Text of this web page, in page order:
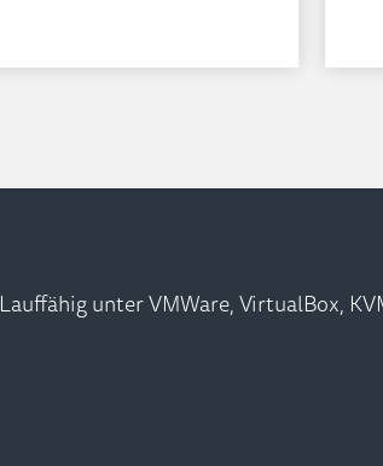
Lauffähig unter VMWare, VirtualBox,